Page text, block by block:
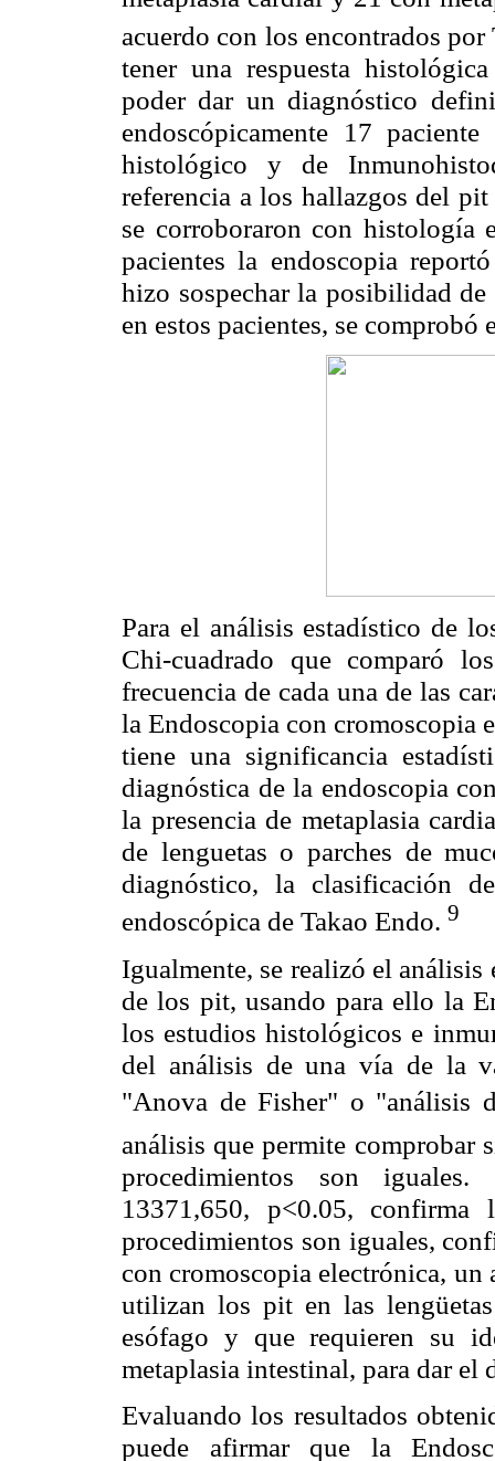
acuerdo con los encontrados
tener una respuesta
poder dar un diagnóstico
endoscópicamente 17
histológico y de
referencia a los hallazgos del
se corroboraron con histología
pacientes la endoscopia
hizo sospechar la posibilidad
en estos pacientes, se
Para el análisis estadístico de
Chi-cuadrado que comparó
frecuencia de cada una de las
la Endoscopia con cromoscopia
tiene una significancia
diagnóstica de la endoscopia
la presencia de metaplasia
de lenguetas o parches de
diagnóstico, la clasificación
endoscópica de Takao Endo. 9
Igualmente, se realizó el
de los pit, usando para ello la
los estudios histológicos e
del análisis de una vía de la
"Anova de Fisher" o "análisis
análisis que permite comprobar
procedimientos son
13371,650, p<0.05,
procedimientos son iguales,
con cromoscopia electrónica,
utilizan los pit en las
esófago y que requieren su
metaplasia intestinal, para dar
Evaluando los resultados
puede afirmar que la